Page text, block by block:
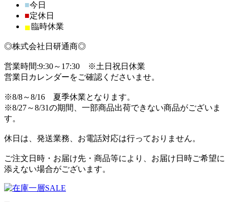
■今日
■定休日
■臨時休業
◎株式会社日研通商◎
営業時間:9:30～17:30 ※土日祝日休業
営業日カレンダーをご確認くださいませ。
※8/8～8/16 夏季休業となります。
※8/27～8/31の期間、一部商品出荷できない商品がございま
す。
休日は、発送業務、お電話対応は行っておりません。
ご注文日時・お届け先・商品等により、お届け日時ご希望に
添えない場合がございます。